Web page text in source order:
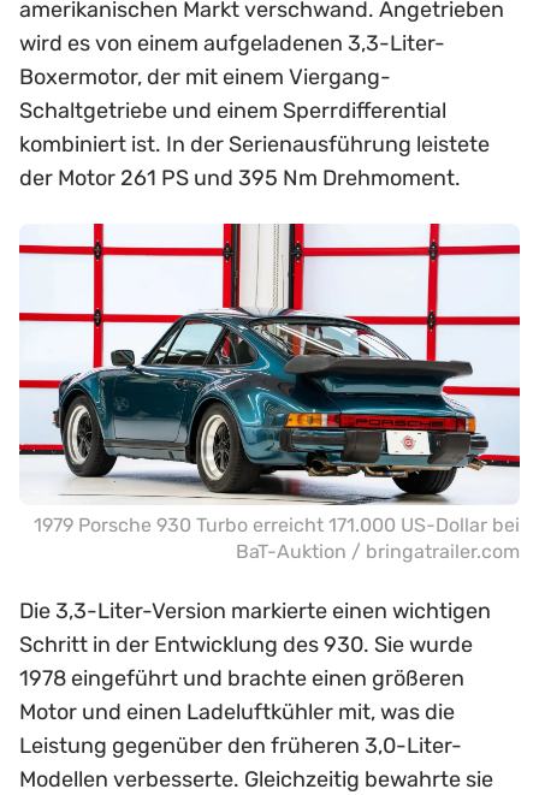
amerikanischen Markt verschwand. Angetrieben
wird es von einem aufgeladenen 3,3-Liter-
Boxermotor, der mit einem Viergang-
Schaltgetriebe und einem Sperrdifferential
kombiniert ist. In der Serienausführung leistete
der Motor 261 PS und 395 Nm Drehmoment.
1979 Porsche 930 Turbo erreicht 171.000 US-Dollar bei
BaT-Auktion / bringatrailer.com
Die 3,3-Liter-Version markierte einen wichtigen
Schritt in der Entwicklung des 930. Sie wurde
1978 eingeführt und brachte einen größeren
Motor und einen Ladeluftkühler mit, was die
Leistung gegenüber den früheren 3,0-Liter-
Modellen verbesserte. Gleichzeitig bewahrte sie